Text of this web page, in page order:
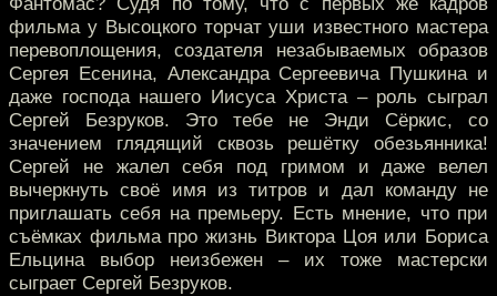
фильма у Высоцкого торчат уши известного мастера
перевоплощения, создателя незабываемых образов
Сергея Есенина, Александра Сергеевича Пушкина и
даже господа нашего Иисуса Христа – роль сыграл
Сергей Безруков. Это тебе не Энди Сёркис, со
значением глядящий сквозь решётку обезьянника!
Сергей не жалел себя под гримом и даже велел
вычеркнуть своё имя из титров и дал команду не
приглашать себя на премьеру. Есть мнение, что при
съёмках фильма про жизнь Виктора Цоя или Бориса
Ельцина выбор неизбежен – их тоже мастерски
сыграет Сергей Безруков.